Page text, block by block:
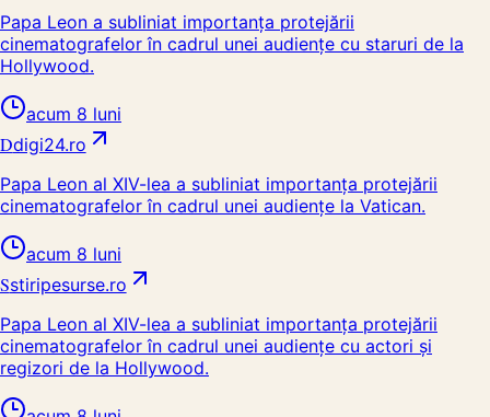
Papa Leon a subliniat importanța protejării
cinematografelor în cadrul unei audiențe cu staruri de la
Hollywood.
acum 8 luni
Ddigi24.ro
Papa Leon al XIV-lea a subliniat importanța protejării
cinematografelor în cadrul unei audiențe la Vatican.
acum 8 luni
Sstiripesurse.ro
Papa Leon al XIV-lea a subliniat importanța protejării
cinematografelor în cadrul unei audiențe cu actori și
regizori de la Hollywood.